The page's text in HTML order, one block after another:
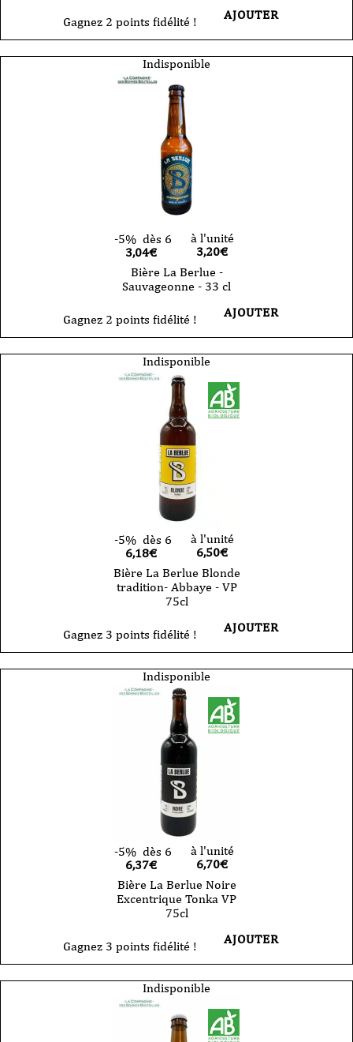
Gagnez 2 points fidélité ! AJOUTER
Indisponible
-5% dès 6
3,04€
à l'unité
3,20€
Bière La Berlue -
Sauvageonne - 33 cl
Gagnez 2 points fidélité ! AJOUTER
Indisponible
-5% dès 6
6,18€
à l'unité
6,50€
Bière La Berlue Blonde
tradition- Abbaye - VP
75cl
Gagnez 3 points fidélité ! AJOUTER
Indisponible
-5% dès 6
6,37€
à l'unité
6,70€
Bière La Berlue Noire
Excentrique Tonka VP
75cl
Gagnez 3 points fidélité ! AJOUTER
Indisponible